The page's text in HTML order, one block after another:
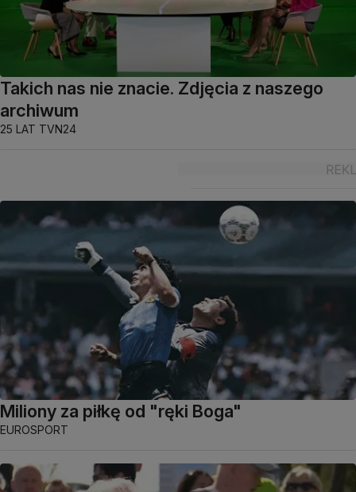
Takich nas nie znacie. Zdjęcia z naszego
archiwum
25 LAT TVN24
Miliony za piłkę od "ręki Boga"
EUROSPORT